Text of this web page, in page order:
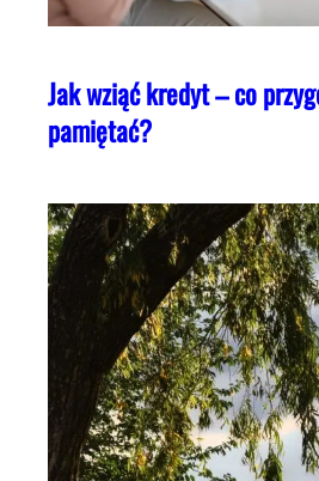
Jak wziąć kredyt – co
pamiętać?